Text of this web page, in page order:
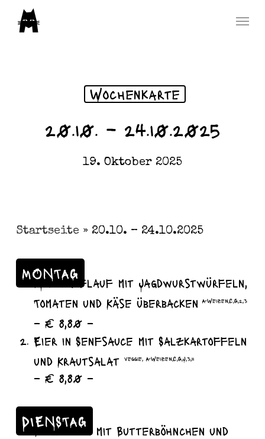
Skip
Wochenkarte
20.10. – 24.10.2025
19. Oktober 2025
Startseite » 20.10. – 24.10.2025
MONTAG
Nudelauflauf mit Jagdwurstwürfeln,
Tomaten und Käse überbacken
A-Weizen,C,G,2,3
– € 8,80 –
Eier in Senfsauce mit Salzkartoffeln
und Krautsalat
veggie, A-Weizen,C,G,J,3,11
– € 8,80 –
DIENSTAG
Bouletten mit Butterböhnchen und